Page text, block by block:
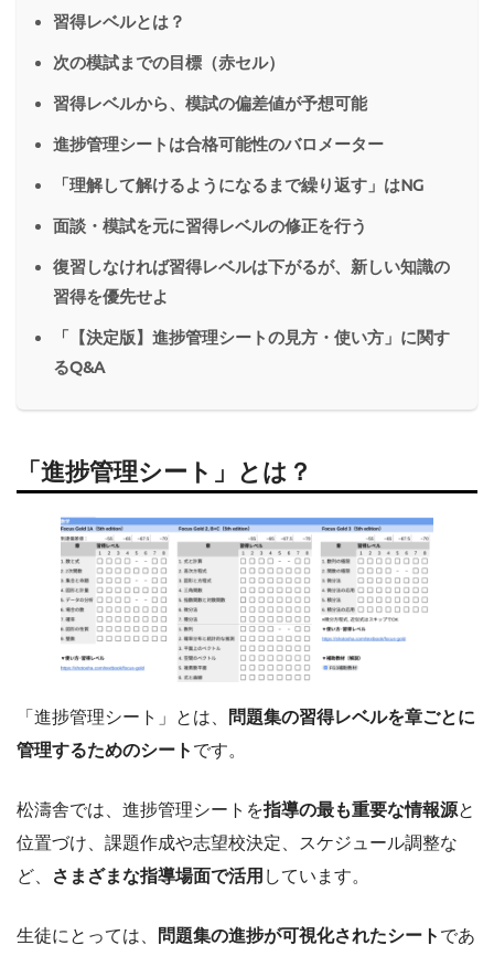
習得レベルとは？
次の模試までの目標（赤セル）
習得レベルから、模試の偏差値が予想可能
進捗管理シートは合格可能性のバロメーター
「理解して解けるようになるまで繰り返す」はNG
面談・模試を元に習得レベルの修正を行う
復習しなければ習得レベルは下がるが、新しい知識の
習得を優先せよ
「【決定版】進捗管理シートの見方・使い方」に関す
るQ&A
「進捗管理シート」とは？
「進捗管理シート」とは、
問題集の習得レベルを章ごとに
管理するためのシート です。
松濤舎では、進捗管理シートを指導の最も重要な情報源と
位置づけ、課題作成や志望校決定、スケジュール調整な
ど、
さまざまな指導場面で活用 しています。
生徒にとっては、 問題集の進捗が可視化されたシート であ